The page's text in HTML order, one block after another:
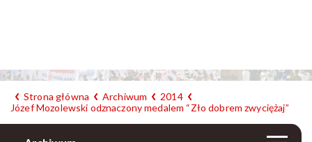
Strona główna Archiwum
2014
Józef Mozolewski odznaczony medalem “Zło dobrem zwyciężaj”